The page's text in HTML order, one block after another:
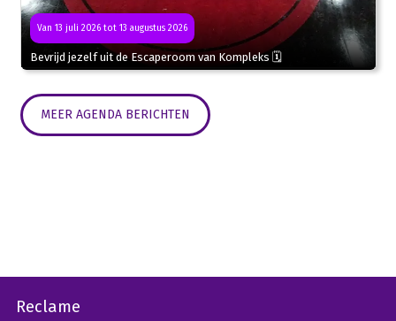
Van 13 juli 2026 tot 13 augustus 2026
Bevrijd jezelf uit de Escaperoom van Kompleks 🗓
MEER AGENDA BERICHTEN
Reclame